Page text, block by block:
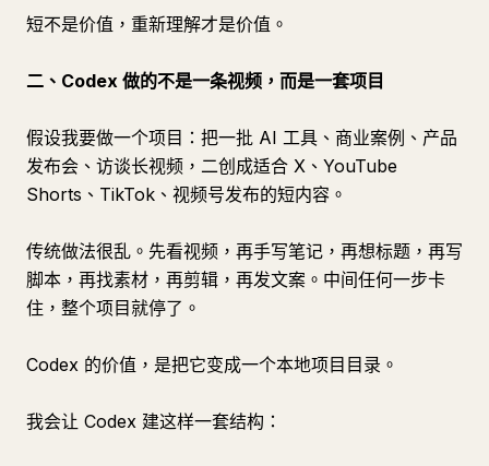
短不是价值，重新理解才是价值。
二、Codex 做的不是一条视频，而是一套项目
假设我要做一个项目：把一批 AI 工具、商业案例、产品
发布会、访谈长视频，二创成适合 X、YouTube
Shorts、TikTok、视频号发布的短内容。
传统做法很乱。先看视频，再手写笔记，再想标题，再写
脚本，再找素材，再剪辑，再发文案。中间任何一步卡
住，整个项目就停了。
Codex 的价值，是把它变成一个本地项目目录。
我会让 Codex 建这样一套结构：